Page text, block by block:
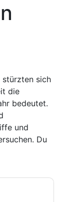
sich
die
bedeutet.
und
Du